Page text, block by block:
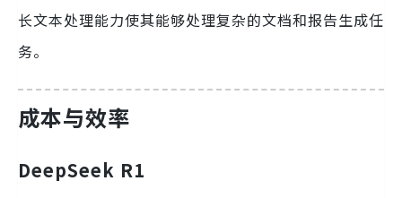
长文本处理能力使其能够处理复杂的文档和报告生成任
务。
成本与效率
DeepSeek R1